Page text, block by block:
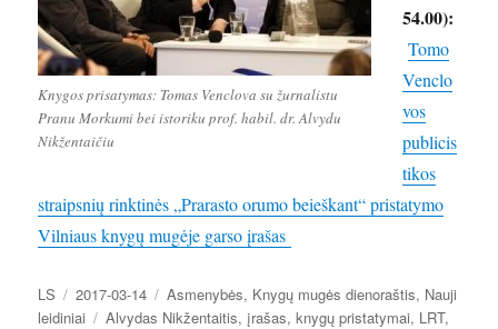
Knygos prisatymas: Tomas Venclova su žurnalistu
Pranu Morkumi bei istoriku prof. habil. dr. Alvydu
Nikžentaičiu
54.00):
Tomo
Venclo
vos
publicis
tikos
straipsnių rinktinės „Prarasto orumo beieškant“ pristatymo
Vilniaus knygų mugėje garso įrašas
Autorius
LS Paskelbta
2017-03-14 Kategorijos
Asmenybės, Knygų mugės dienoraštis, Nauji
leidiniai
Žymos
Alvydas Nikžentaitis, įrašas,knygų pristatymai, LRT,